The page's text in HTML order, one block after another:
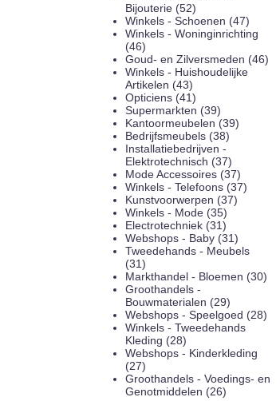
Bijouterie (52)
Winkels - Schoenen (47)
Winkels - Woninginrichting
(46)
Goud- en Zilversmeden (46)
Winkels - Huishoudelijke
Artikelen (43)
Opticiens (41)
Supermarkten (39)
Kantoormeubelen (39)
Bedrijfsmeubels (38)
Installatiebedrijven -
Elektrotechnisch (37)
Mode Accessoires (37)
Winkels - Telefoons (37)
Kunstvoorwerpen (37)
Winkels - Mode (35)
Electrotechniek (31)
Webshops - Baby (31)
Tweedehands - Meubels
(31)
Markthandel - Bloemen (30)
Groothandels -
Bouwmaterialen (29)
Webshops - Speelgoed (28)
Winkels - Tweedehands
Kleding (28)
Webshops - Kinderkleding
(27)
Groothandels - Voedings- en
Genotmiddelen (26)